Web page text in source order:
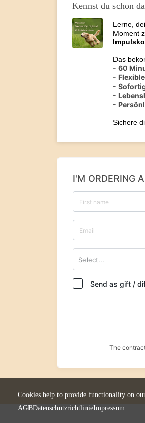
Kennst du schon
Lerne,
Moment
Das
- 60
-
-
-
-
Sichere
I'M ORDERING
Select...
Send as gift /
The
Cookies help to provide functionality on
AGBDatenschutzrichtlinieImpressum